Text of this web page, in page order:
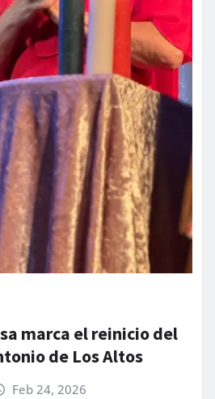
marca el reinicio del
de Los Altos
Feb 24, 2026